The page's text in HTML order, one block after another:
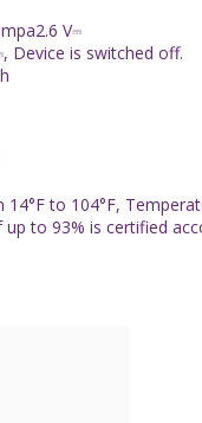
V⎓
Device is switched off.
to 104°F,
to 93% is certified